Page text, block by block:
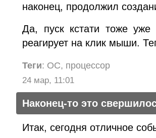
наконец, продолжил
Да, пуск кстати тоже
реагирует на клик мыши.
Теги: ОС, процессор
24 мар, 11:01
Наконец-то это
Итак, сегодня отличное